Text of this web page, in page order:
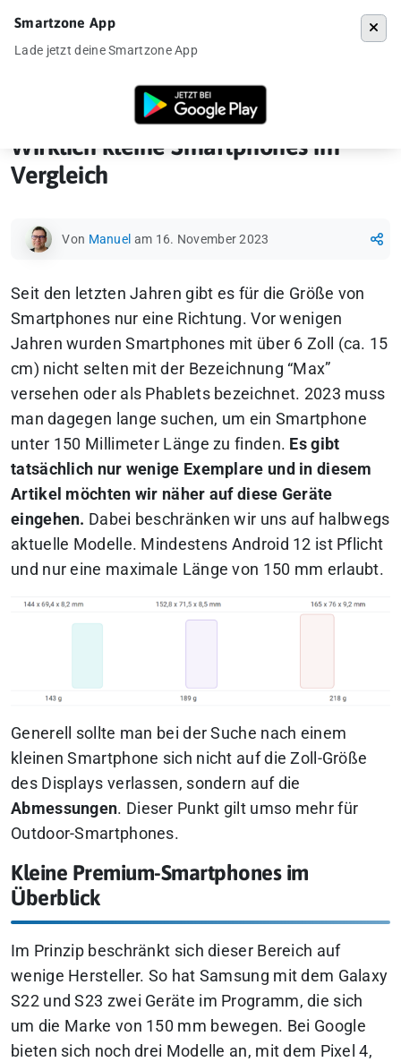
Wirklich kleine Smartphones im Vergleich
Wirklich kleine Smartphones im
Vergleich
Von Manuel am 16. November 2023
Seit den letzten Jahren gibt es für die Größe von
Smartphones nur eine Richtung. Vor wenigen
Jahren wurden Smartphones mit über 6 Zoll (ca. 15
cm) nicht selten mit der Bezeichnung “Max”
versehen oder als Phablets bezeichnet. 2023 muss
man dagegen lange suchen, um ein Smartphone
unter 150 Millimeter Länge zu finden. Es gibt
tatsächlich nur wenige Exemplare und in diesem
Artikel möchten wir näher auf diese Geräte
eingehen. Dabei beschränken wir uns auf halbwegs
aktuelle Modelle. Mindestens Android 12 ist Pflicht
und nur eine maximale Länge von 150 mm erlaubt.
Generell sollte man bei der Suche nach einem
kleinen Smartphone sich nicht auf die Zoll-Größe
des Displays verlassen, sondern auf die
Abmessungen. Dieser Punkt gilt umso mehr für
Outdoor-Smartphones.
Kleine Premium-Smartphones im
Überblick
Im Prinzip beschränkt sich dieser Bereich auf
wenige Hersteller. So hat Samsung mit dem Galaxy
S22 und S23 zwei Geräte im Programm, die sich
um die Marke von 150 mm bewegen. Bei Google
bieten sich noch drei Modelle an, mit dem Pixel 4,
Smartzone App
Lade jetzt deine Smartzone App